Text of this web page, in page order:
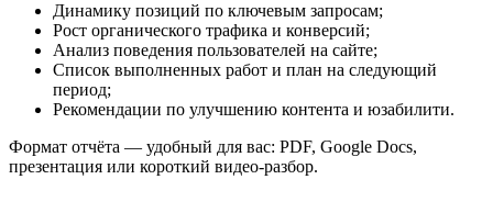
Динамику позиций по ключевым запросам;
Рост органического трафика и конверсий;
Анализ поведения пользователей на сайте;
Список выполненных работ и план на следующий
период;
Рекомендации по улучшению контента и юзабилити.
Формат отчёта — удобный для вас: PDF, Google Docs,
презентация или короткий видео-разбор.